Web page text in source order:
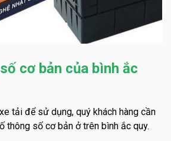
cơ bản của bình ắc
tải để sử dụng, quý khách hàng cần
thông số cơ bản ở trên bình ắc quy.